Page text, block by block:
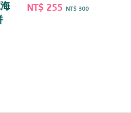
Sale
NT$ 255 Regular
NT$ 300